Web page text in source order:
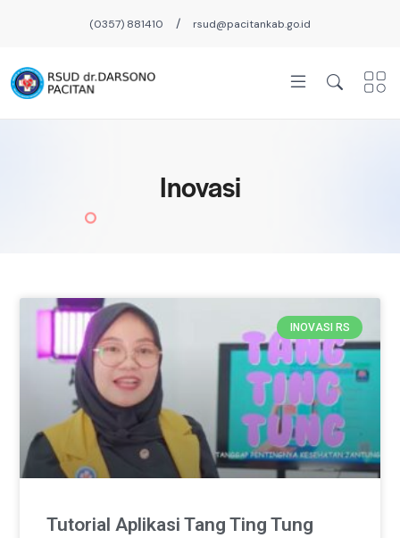
(0357) 881410 / rsud@pacitankab.go.id
Inovasi
INOVASI RS
Tutorial Aplikasi Tang Ting Tung